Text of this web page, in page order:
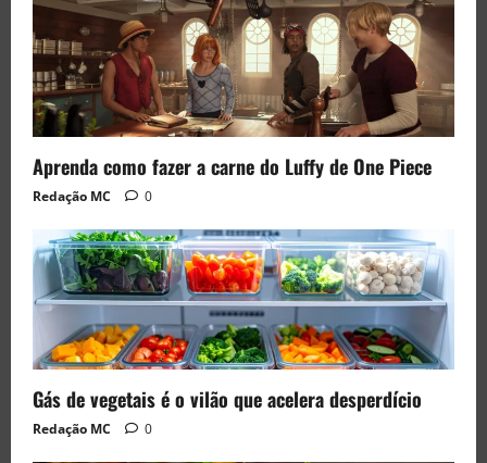
Aprenda como fazer a carne do Luffy de One Piece
Redação MC 0
Gás de vegetais é o vilão que acelera desperdício
Redação MC 0